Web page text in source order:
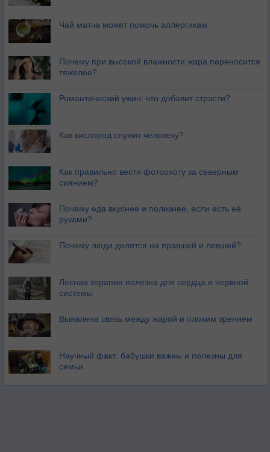
Чай матча может помочь аллергикам
Почему при высокой влажности жара переносится
тяжелее?
Романтический ужин: что добавит страсти?
Как кислород служит человеку?
Как правильно вести фотоохоту за северным
сиянием?
Почему еда вкуснее и полезнее, если есть её
руками?
Почему люди делятся на правшей и левшей?
Лесная терапия полезна для сердца и нервной
системы
Выявлена связь между жарой и плохим зрением
Научный факт: бабушки важны и полезны для
семьи